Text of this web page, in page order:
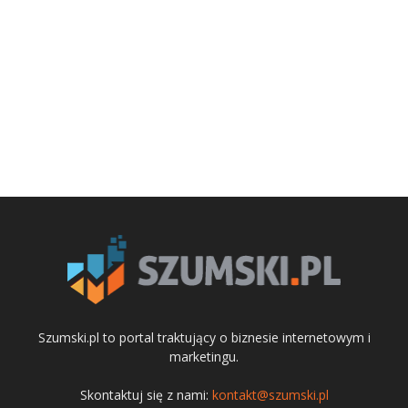
Szumski.pl to portal traktujący o biznesie internetowym i
marketingu.
Skontaktuj się z nami: kontakt@szumski.pl